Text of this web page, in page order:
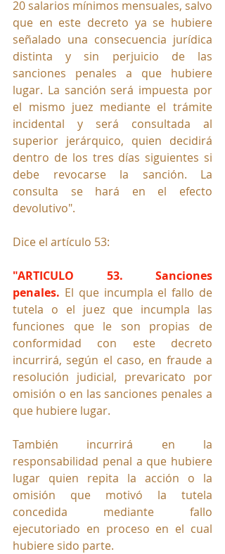
20 salarios mínimos mensuales, salvo
que en este decreto ya se hubiere
señalado una consecuencia jurídica
distinta y sin perjuicio de las
sanciones penales a que hubiere
lugar. La sanción será impuesta por
el mismo juez mediante el trámite
incidental y será consultada al
superior jerárquico, quien decidirá
dentro de los tres días siguientes si
debe revocarse la sanción. La
consulta se hará en el efecto
devolutivo".
Dice el artículo 53:
"ARTICULO 53. Sanciones
penales. El que incumpla el fallo de
tutela o el juez que incumpla las
funciones que le son propias de
conformidad con este decreto
incurrirá, según el caso, en fraude a
resolución judicial, prevaricato por
omisión o en las sanciones penales a
que hubiere lugar.
También incurrirá en la
responsabilidad penal a que hubiere
lugar quien repita la acción o la
omisión que motivó la tutela
concedida mediante fallo
ejecutoriado en proceso en el cual
hubiere sido parte.